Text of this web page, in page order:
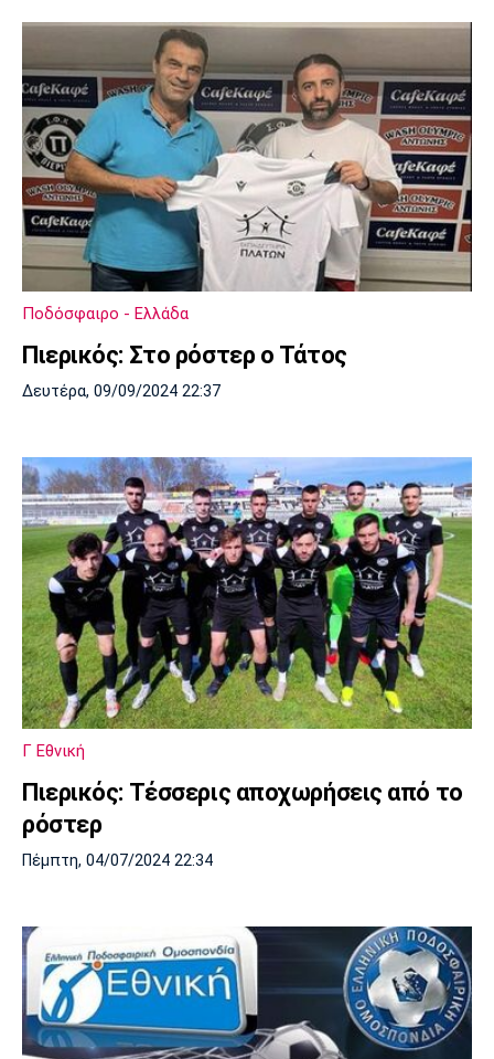
Ποδόσφαιρο - Ελλάδα
Πιερικός: Στο ρόστερ ο Τάτος
Δευτέρα, 09/09/2024 22:37
Γ Εθνική
Πιερικός: Τέσσερις αποχωρήσεις από το
ρόστερ
Πέμπτη, 04/07/2024 22:34